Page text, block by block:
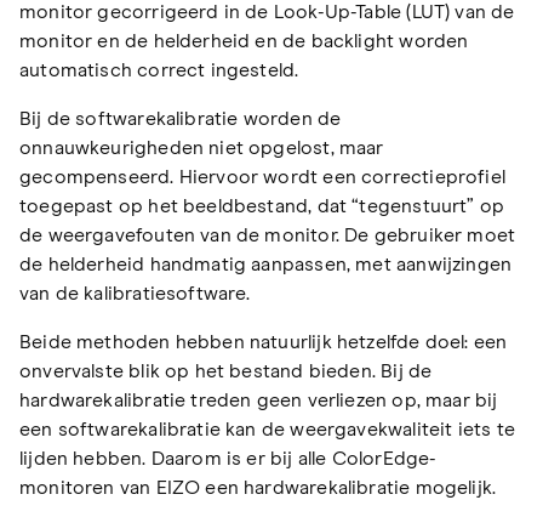
monitor gecorrigeerd in de Look-Up-Table (LUT) van de
monitor en de helderheid en de backlight worden
automatisch correct ingesteld.
Bij de softwarekalibratie worden de
onnauwkeurigheden niet opgelost, maar
gecompenseerd. Hiervoor wordt een correctieprofiel
toegepast op het beeldbestand, dat “tegenstuurt” op
de weergavefouten van de monitor. De gebruiker moet
de helderheid handmatig aanpassen, met aanwijzingen
van de kalibratiesoftware.
Beide methoden hebben natuurlijk hetzelfde doel: een
onvervalste blik op het bestand bieden. Bij de
hardwarekalibratie treden geen verliezen op, maar bij
een softwarekalibratie kan de weergavekwaliteit iets te
lijden hebben. Daarom is er bij alle ColorEdge-
monitoren van EIZO een hardwarekalibratie mogelijk.